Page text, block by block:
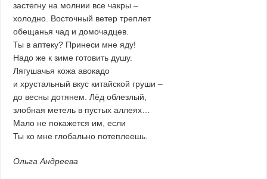
застегну на молнии все чакры –
холодно. Восточный ветер треплет
обещанья чад и домочадцев.
Ты в аптеку? Принеси мне яду!
Надо же к зиме готовить душу.
Лягушачья кожа авокадо
и хрустальный вкус китайской груши –
до весны дотянем. Лёд облезлый,
злобная метель в пустых аллеях…
Мало не покажется им, если
Ты ко мне глобально потеплеешь.
Ольга Андреева